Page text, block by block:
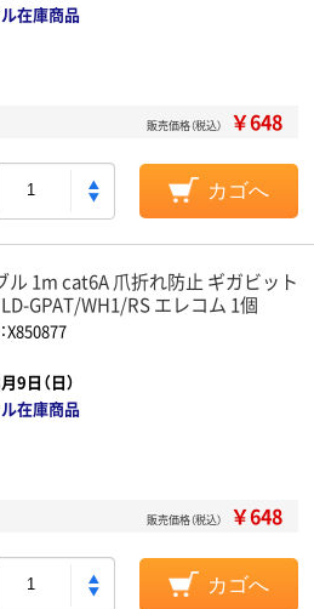
在庫商品
販売価格（税込） ￥648
カゴへ
ル 1m cat6A 爪折れ防止 ギガビット
GPAT/WH1/RS エレコム 1個
X850877
9日（日）
在庫商品
販売価格（税込） ￥648
カゴへ